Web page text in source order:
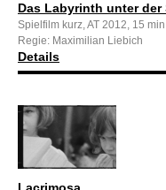
Das Labyrinth unter der
Spielfilm kurz, AT 2012, 15
Regie: Maximilian Liebich
Details